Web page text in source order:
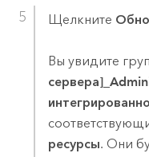
Щелкните
Вы увидите
ресурсы. Они